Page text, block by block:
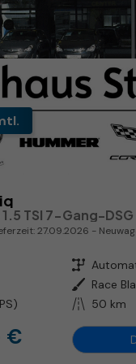
TSI 7-Gang-DSG
27.09.2026
Getriebe
Außenfarbe
Kilometerstand 50 km
€